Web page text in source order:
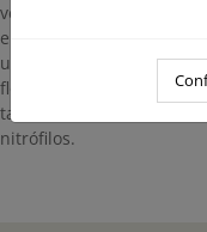
verticilos. Son
en forma de roseta y
una guitarra, estas
floración y fructificación.
tan marcada. Crece en
nitrófilos.